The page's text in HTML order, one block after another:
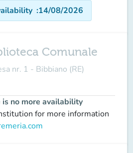
:14/08/2026
Comunale
nr. 1 - Bibbiano (RE)
no more availability
for more information